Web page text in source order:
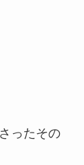
ったその